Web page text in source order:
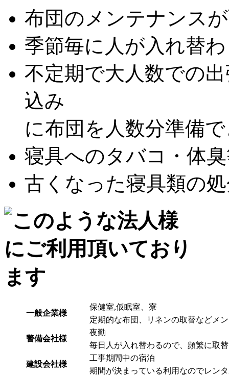
布団のメンテナンス
季節毎に人が入れ替
不定期で大人数での
込み
に布団を人数分準備
寝具へのタバコ・体
古くなった寝具類の
一般企業様
保健室,仮眠室、寮
定期的な布団、リネンの取替などメ
警備会社様
夜勤
毎日人が入れ替わるので、頻繁に取
建設会社様
工事期間中の宿泊
期間が決まっている利用なのでレン